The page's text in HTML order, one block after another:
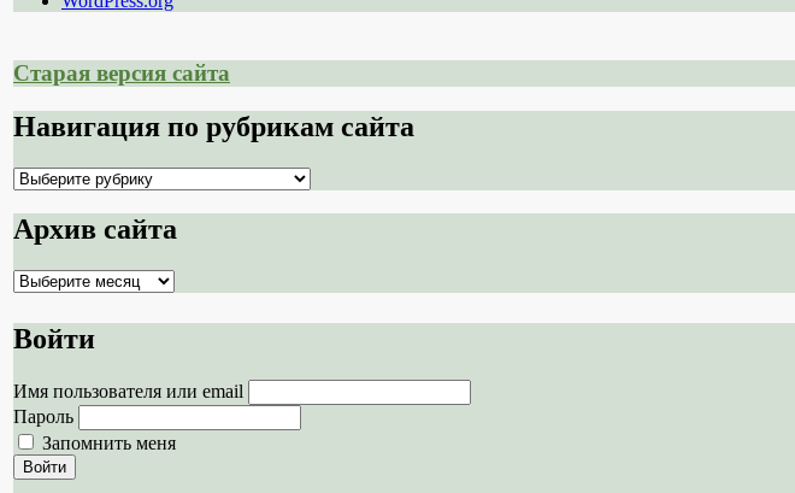
Старая версия сайта
Навигация по рубрикам сайта
Навигация
рубрикам
сайта
Архив сайта
Архив
Войти
Имя пользователя или email
Пароль
Запомнить меня
Войти